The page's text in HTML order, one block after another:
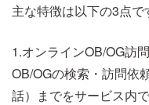
主な特徴は以下の3点で
1.オンラインOB/OG訪
OB/OGの検索・訪問依
話）までをサービス内